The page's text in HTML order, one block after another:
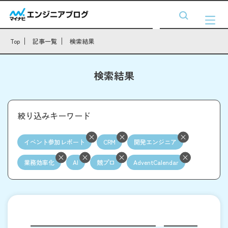
Top 記事一覧 検索結果
検索結果
絞り込みキーワード
イベント参加レポート CRM 開発エンジニア
業務効率化 AI 競プロ AdventCalendar